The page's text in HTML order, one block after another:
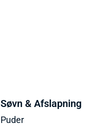
Søvn & Afslapning
Puder